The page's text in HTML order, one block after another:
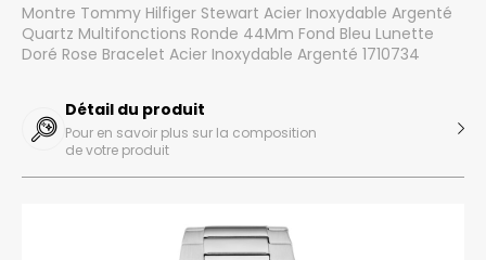
Montre Tommy Hilfiger Stewart Acier Inoxydable Argenté
Quartz Multifonctions Ronde 44Mm Fond Bleu Lunette
Doré Rose Bracelet Acier Inoxydable Argenté 1710734
Détail du produit
Pour en savoir plus sur la composition
de votre produit